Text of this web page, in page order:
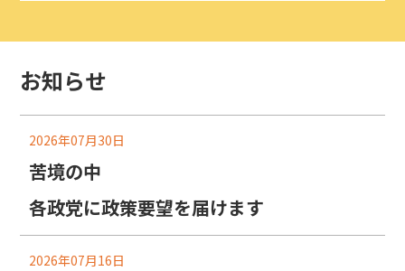
お知らせ
2026年07月30日
苦境の中
各政党に政策要望を届けます
2026年07月16日